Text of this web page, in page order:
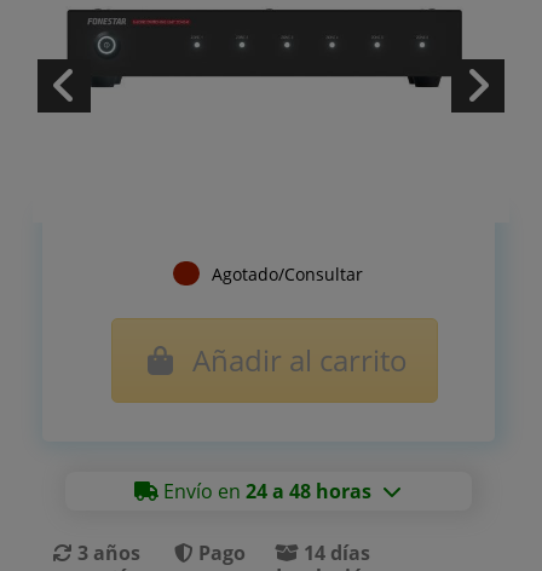
Agotado/Consultar
Añadir al carrito
Envío en24 a 48 horas
3 años
Pago
14 días